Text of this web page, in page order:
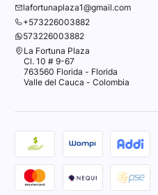
lafortunaplaza1@gmail.com
+573226003882
573226003882
La Fortuna Plaza
Cl. 10 # 9-67
763560 Florida - Florida
Valle del Cauca - Colombia